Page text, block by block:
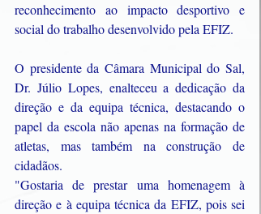
reconhecimento ao impacto desportivo e
social do trabalho desenvolvido pela EFIZ.
O presidente da Câmara Municipal do Sal,
Dr. Júlio Lopes, enalteceu a dedicação da
direção e da equipa técnica, destacando o
papel da escola não apenas na formação de
atletas, mas também na construção de
cidadãos.
"Gostaria de prestar uma homenagem à
direção e à equipa técnica da EFIZ, pois sei